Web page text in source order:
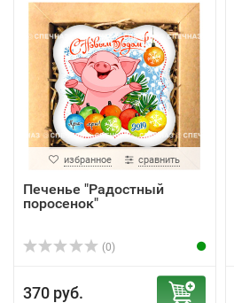
избранное сравнить
Печенье "Радостный
поросенок"
(0)
370 руб.